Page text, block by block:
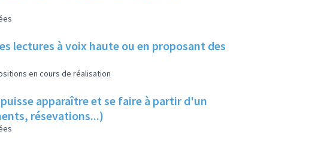
lectures à voix haute ou en proposant des
en cours de réalisation
apparaître et se faire à partir d'un
résevations...)